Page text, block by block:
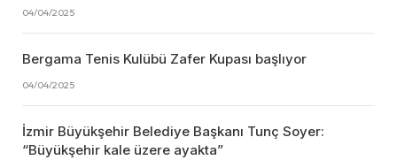
04/04/2025
Bergama Tenis Kulübü Zafer Kupası başlıyor
04/04/2025
İzmir Büyükşehir Belediye Başkanı Tunç Soyer:
“Büyükşehir kale üzere ayakta”